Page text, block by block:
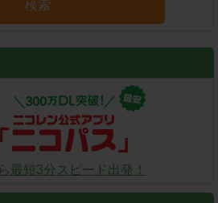
検索
最短3分スピード出発！